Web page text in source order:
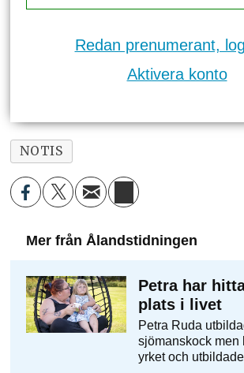
Redan prenumerant,
Aktivera konto
NOTIS